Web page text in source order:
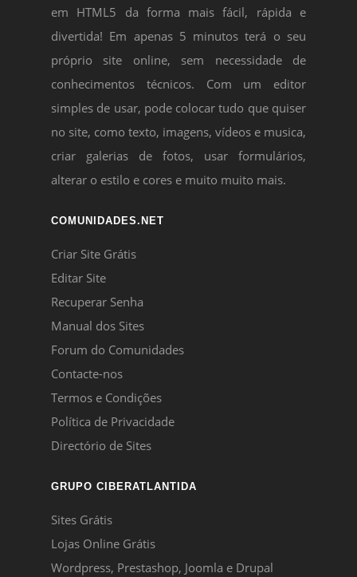
em HTML5 da forma mais fácil, rápida e
divertida! Em apenas 5 minutos terá o seu
próprio site online, sem necessidade de
conhecimentos técnicos. Com um editor
simples de usar, pode colocar tudo que quiser
no site, como texto, imagens, vídeos e musica,
criar galerias de fotos, usar formulários,
alterar o estilo e cores e muito muito mais.
COMUNIDADES.NET
Criar Site Grátis
Editar Site
Recuperar Senha
Manual dos Sites
Forum do Comunidades
Contacte-nos
Termos e Condições
Política de Privacidade
Directório de Sites
GRUPO CIBERATLANTIDA
Sites Grátis
Lojas Online Grátis
Wordpress, Prestashop, Joomla e Drupal